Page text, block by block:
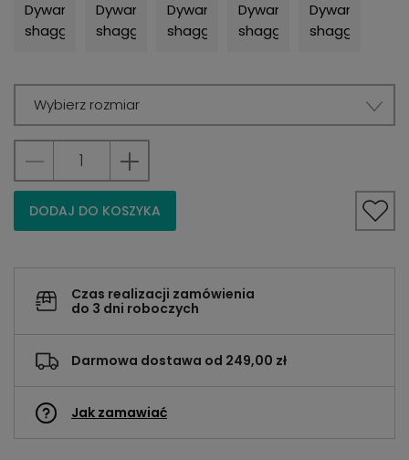
Wybierz rozmiar
DODAJ DO KOSZYKA
Czas realizacji zamówienia
do 3 dni roboczych
Darmowa dostawa od 249,00 zł
Jak zamawiać